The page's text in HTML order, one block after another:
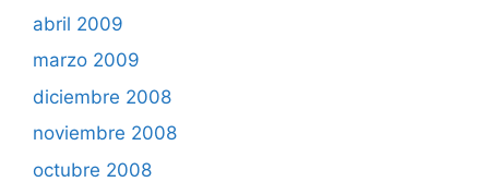
abril 2009
marzo 2009
diciembre 2008
noviembre 2008
octubre 2008